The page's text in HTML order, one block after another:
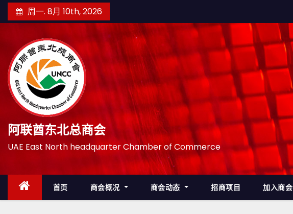
至
周一. 8月 10th, 2026
阿联酋东北总商会
UAE East North headquarter Chamber of Commerce
首页 商会概况 商会动态 招商项目 加入商会